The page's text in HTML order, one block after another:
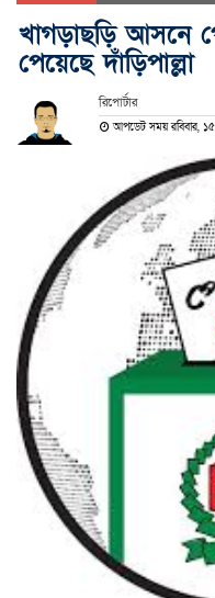
খাগড়াছড়ি আসনে
পেয়েছে দাঁড়িপাল্লা
রিপোর্টার
আপডেট সময় রবিবার, ১৫